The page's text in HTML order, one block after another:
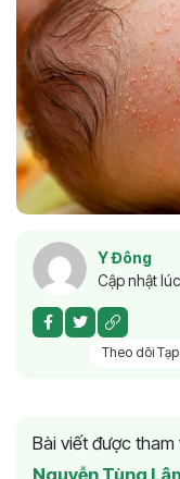
Y Đông
Cập nhật
Theo dõi
Bài viết được